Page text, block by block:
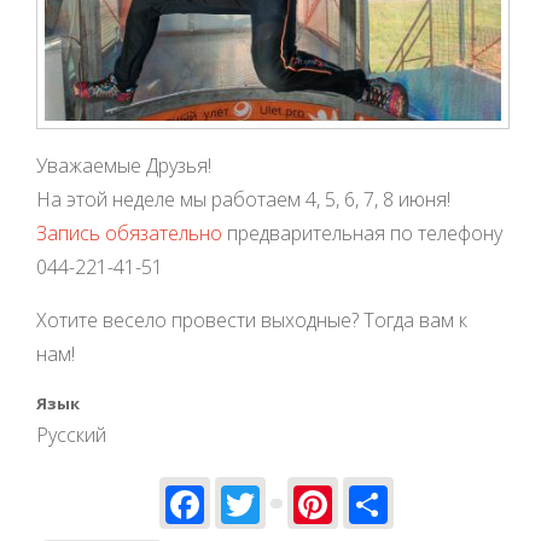
Уважаемые Друзья!
На этой неделе мы работаем 4, 5, 6, 7, 8 июня!
Запись обязательно предварительная по телефону
044-221-41-51
Хотите весело провести выходные? Тогда вам к
нам!
Язык
Русский
Facebook
TwitterPinterest